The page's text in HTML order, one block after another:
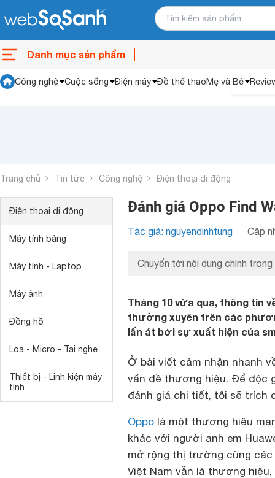
Danh mục sản phẩm
Công nghệ Cuộc sống Điện máy Đồ thể thaoMẹ và Bé
Trang chủ Tin tức Công nghệ Điện thoại di động
Điện thoại di động
Máy tính bảng
Máy tính - Laptop
Máy ảnh
Đồng hồ
Loa - Micro - Tai nghe
Thiết bị - Linh kiện máy
tính
Đánh giá Oppo Find
Tác giả: nguyendinhtung Cập
Chuyển tới nội dung chính trong
Tháng 10 vừa qua, thông tin
thường xuyên trên các
lấn át bởi sự xuất hiện của
Ở bài viết cảm nhận nhanh
vấn đề thương hiệu. Để độc
đánh giá chi tiết, tôi sẽ trích
Oppo là một thương hiệu
khác với người anh em
mở rộng thị trường cùng các
Việt Nam vẫn là thương